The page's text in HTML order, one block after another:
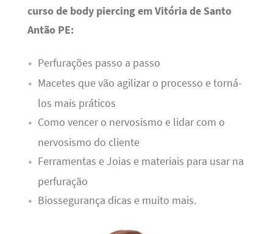
curso de body piercing em Vitória de Santo
Antão PE:
Perfurações passo a passo
Macetes que vão agilizar o processo e torná-
los mais práticos
Como vencer o nervosismo e lidar com o
nervosismo do cliente
Ferramentas e Joias e materiais para usar na
perfuração
Biossegurança dicas e muito mais.